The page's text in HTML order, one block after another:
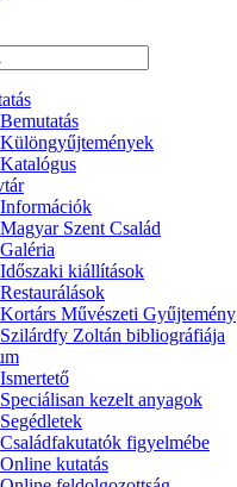
Bemutatás
Különgyűjtemények
Katalógus
Információk
Magyar Szent Család
Galéria
Időszaki kiállítások
Restaurálások
Kortárs Művészeti Gyűjtemény
Szilárdfy Zoltán bibliográfiája
Ismertető
Speciálisan kezelt anyagok
Segédletek
Családfakutatók figyelmébe
Online kutatás